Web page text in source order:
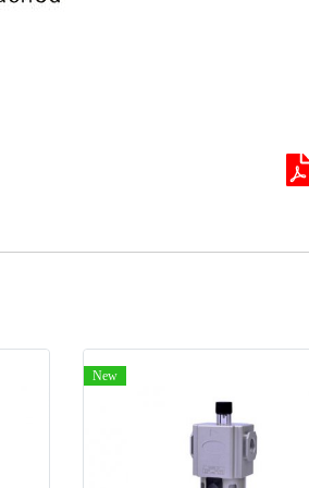
New